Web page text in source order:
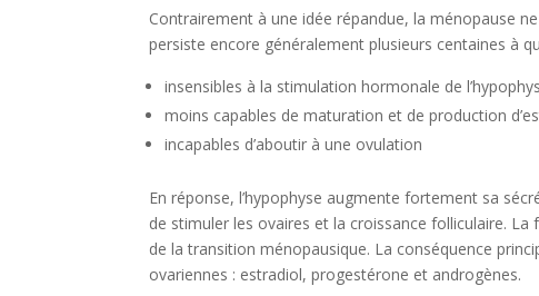
Contrairement à une idée répandue, la ménopause
persiste encore généralement plusieurs centaines à
insensibles à la stimulation hormonale de
moins capables de maturation et de production
incapables d’aboutir à une ovulation
En réponse, l’hypophyse augmente fortement sa
de stimuler les ovaires et la croissance folliculaire.
de la transition ménopausique. La conséquence
ovariennes : estradiol, progestérone et androgènes.